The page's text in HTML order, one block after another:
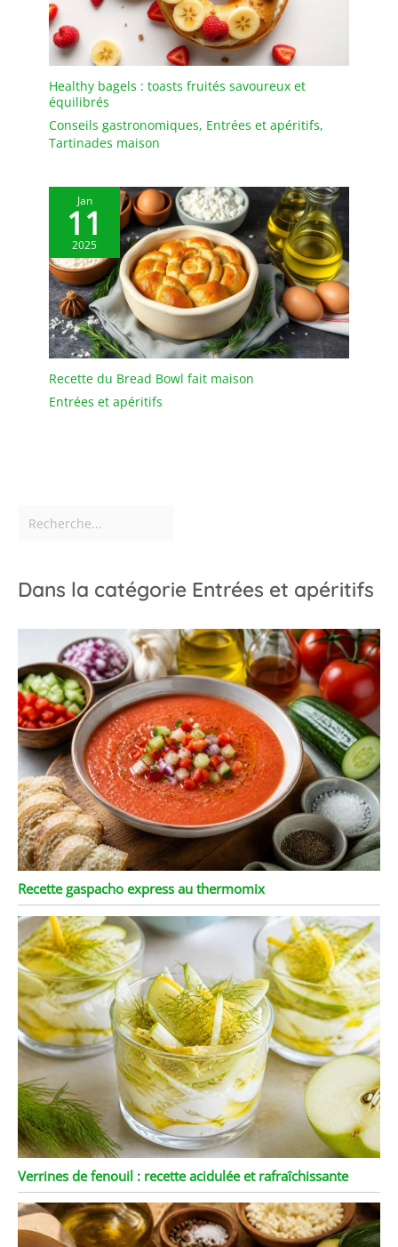
Healthy bagels : toasts fruités savoureux et
équilibrés
Conseils gastronomiques, Entrées et apéritifs,
Tartinades maison
Jan
11
2025
Recette du Bread Bowl fait maison
Entrées et apéritifs
Dans la catégorie Entrées et apéritifs
Recette gaspacho express au thermomix
Verrines de fenouil : recette acidulée et rafraîchissante